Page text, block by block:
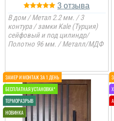
Руслана
3
В дом / Метал 2.2 мм. / 3
контура / замки Kale (Турция)
сейфовый и под цилиндр/
Полотно 96 мм. / Металл/МДФ